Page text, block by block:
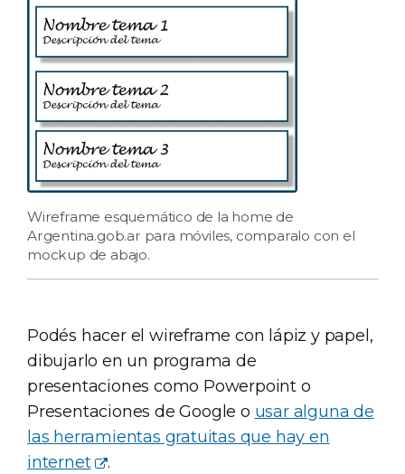
Wireframe esquemático de la home de
Argentina.gob.ar para móviles, comparalo con el
mockup de abajo.
Podés hacer el wireframe con lápiz y papel,
dibujarlo en un programa de
presentaciones como Powerpoint o
Presentaciones de Google o usar alguna de
las herramientas gratuitas que hay en
internet
.